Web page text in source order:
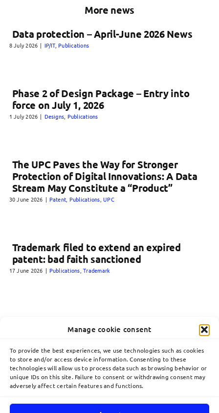
Manage cookie consent
To provide the best experiences, we use technologies such as cookies
to store and/or access device information. Consenting to these
technologies will allow us to process data such as browsing behavior or
unique IDs on this site. Failure to consent or withdrawing consent may
adversely affect certain features and functions.
More news
Data protection – April-June 2026 News
8 July 2026 | IP/IT, Publications
Phase 2 of Design Package – Entry into
force on July 1, 2026
1 July 2026 | Designs Publications
The UPC Paves the Way for Stronger
Protection of Digital Innovations: A Data
Stream May Constitute a “Product”
30 June 2026 | Patent Publications ,UPC
Trademark filed to extend an expired
patent: bad faith sanctioned
17 June 2026 | Publications ,Trademark